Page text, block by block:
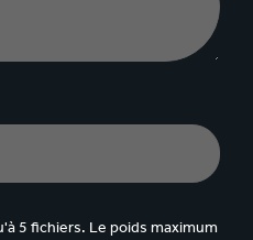
5 fichiers. Le poids maximum